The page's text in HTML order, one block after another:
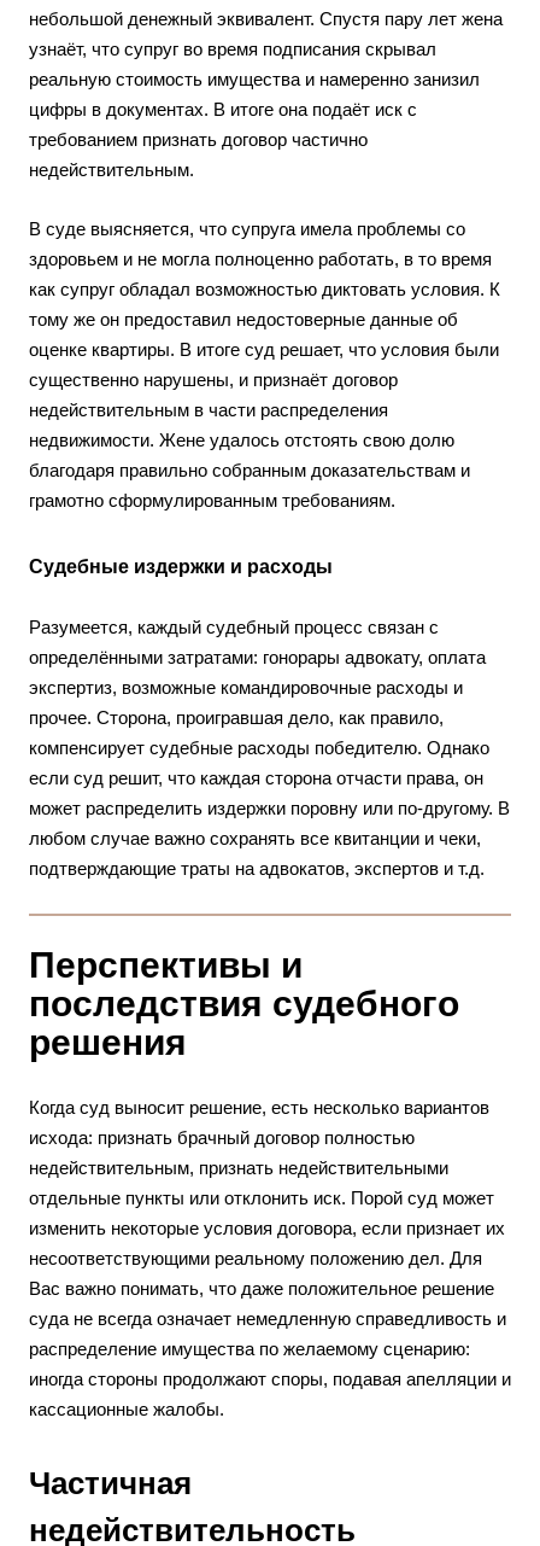
небольшой денежный эквивалент. Спустя пару лет жена
узнаёт, что супруг во время подписания скрывал
реальную стоимость имущества и намеренно занизил
цифры в документах. В итоге она подаёт иск с
требованием признать договор частично
недействительным.
В суде выясняется, что супруга имела проблемы со
здоровьем и не могла полноценно работать, в то время
как супруг обладал возможностью диктовать условия. К
тому же он предоставил недостоверные данные об
оценке квартиры. В итоге суд решает, что условия были
существенно нарушены, и признаёт договор
недействительным в части распределения
недвижимости. Жене удалось отстоять свою долю
благодаря правильно собранным доказательствам и
грамотно сформулированным требованиям.
Судебные издержки и расходы
Разумеется, каждый судебный процесс связан с
определёнными затратами: гонорары адвокату, оплата
экспертиз, возможные командировочные расходы и
прочее. Сторона, проигравшая дело, как правило,
компенсирует судебные расходы победителю. Однако
если суд решит, что каждая сторона отчасти права, он
может распределить издержки поровну или по-другому. В
любом случае важно сохранять все квитанции и чеки,
подтверждающие траты на адвокатов, экспертов и т.д.
Перспективы и
последствия судебного
решения
Когда суд выносит решение, есть несколько вариантов
исхода: признать брачный договор полностью
недействительным, признать недействительными
отдельные пункты или отклонить иск. Порой суд может
изменить некоторые условия договора, если признает их
несоответствующими реальному положению дел. Для
Вас важно понимать, что даже положительное решение
суда не всегда означает немедленную справедливость и
распределение имущества по желаемому сценарию:
иногда стороны продолжают споры, подавая апелляции и
кассационные жалобы.
Частичная
недействительность